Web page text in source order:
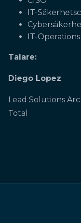
IT-
IT-Operations
Talare:
Diego Lopez
Lead Solutions
Total